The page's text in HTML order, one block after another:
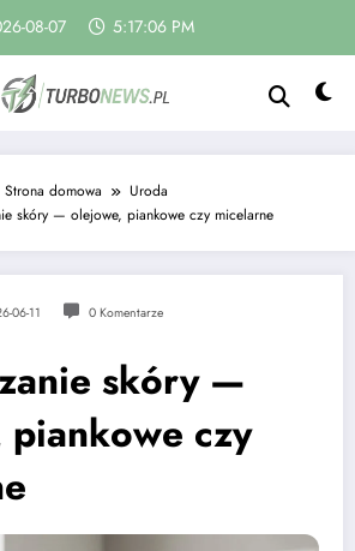
08-07 5:17:07 PM
Strona domowa
Uroda
skóry — olejowe, piankowe czy micelarne
06-11 0 Komentarze
skóry —
czy